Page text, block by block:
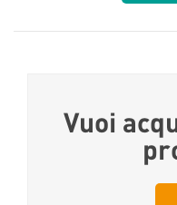
Vuoi